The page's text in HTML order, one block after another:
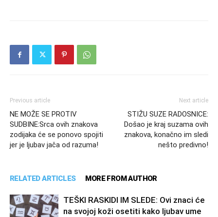
Previous article
NE MOŽE SE PROTIV
SUDBINE:Srca ovih znakova
zodijaka će se ponovo spojiti
jer je ljubav jača od razuma!
Next article
STIŽU SUZE RADOSNICE:
Došao je kraj suzama ovih
znakova, konačno im sledi
nešto predivno!
RELATED ARTICLES MORE FROM AUTHOR
TEŠKI RASKIDI IM SLEDE: Ovi znaci će
na svojoj koži osetiti kako ljubav ume